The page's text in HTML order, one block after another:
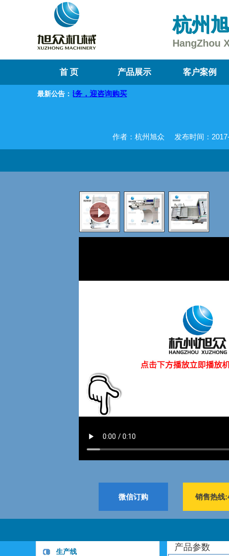
杭州
HangZhou
首 页 产品展示 客户案例
最新公告：
的产品及服务，迎咨询购买
作者：杭州旭众 发布时间：
微信订购 销售热线
生产线
产品参数